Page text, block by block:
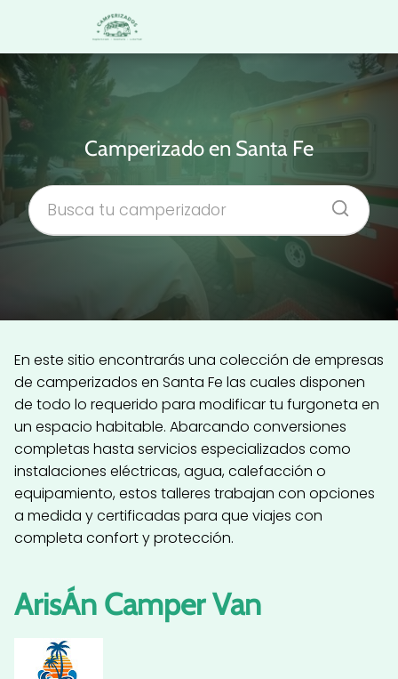
Camperizado en Santa Fe
En este sitio encontrarás una colección de empresas
de camperizados en Santa Fe las cuales disponen
de todo lo requerido para modificar tu furgoneta en
un espacio habitable. Abarcando conversiones
completas hasta servicios especializados como
instalaciones eléctricas, agua, calefacción o
equipamiento, estos talleres trabajan con opciones
a medida y certificadas para que viajes con
completa confort y protección.
ArisÁn Camper Van